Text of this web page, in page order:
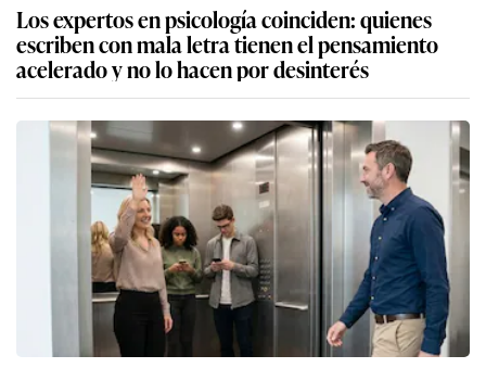
Los expertos en psicología coinciden: quienes
escriben con mala letra tienen el pensamiento
acelerado y no lo hacen por desinterés